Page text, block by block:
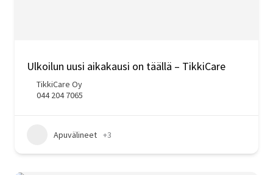
Ulkoilun uusi aikakausi on täällä – TikkiCare
TikkiCare Oy
044 204 7065
Apuvälineet +3